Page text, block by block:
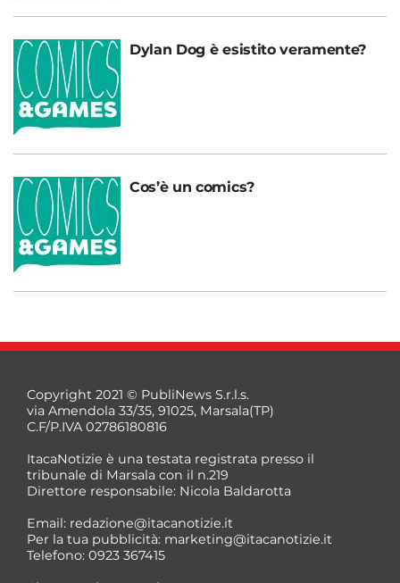
Dylan Dog è esistito veramente?
Cos’è un comics?
Copyright 2021 © PubliNews S.r.l.s.
via Amendola 33/35, 91025, Marsala(TP)
C.F/P.IVA 02786180816
ItacaNotizie è una testata registrata presso il
tribunale di Marsala con il n.219
Direttore responsabile: Nicola Baldarotta
Email: redazione@itacanotizie.it
Per la tua pubblicità: marketing@itacanotizie.it
Telefono: 0923 367415